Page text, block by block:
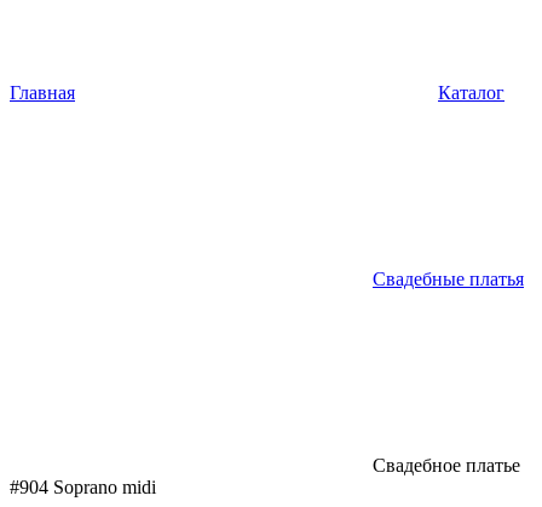
Главная Каталог
Свадебные платья
Свадебное платье
#904 Soprano midi